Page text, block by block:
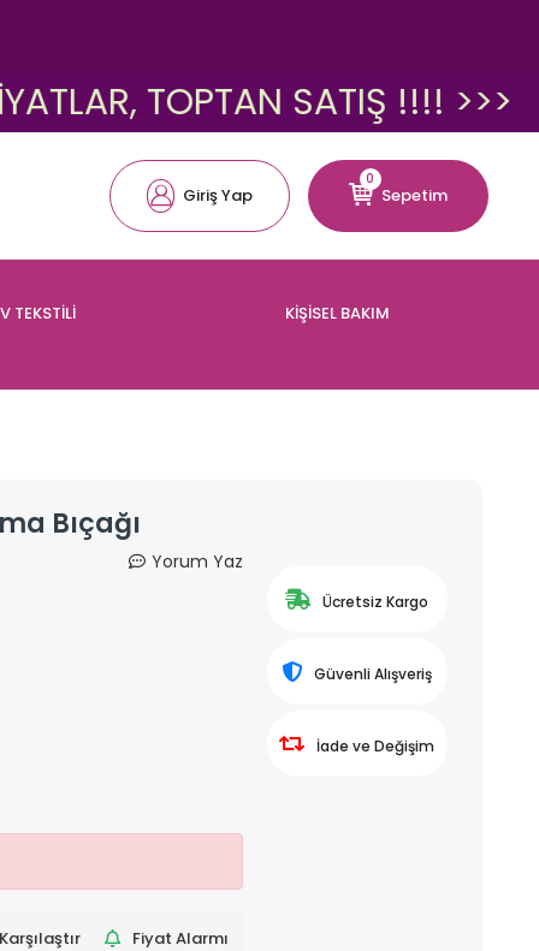
TOPTAN SATIŞ !!!! >>>
Giriş Yap
0
Sepetim
TEKSTİLİ KİŞİSEL BAKIM
Bıçağı
Yorum Yaz
Karşılaştır
Fiyat Alarmı
Ücretsiz Kargo
Güvenli Alışveriş
İade ve Değişim